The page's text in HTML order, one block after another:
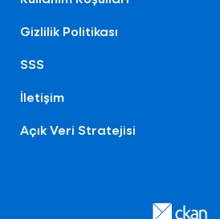
Gizlilik Politikası
SSS
İletişim
Açık Veri Stratejisi